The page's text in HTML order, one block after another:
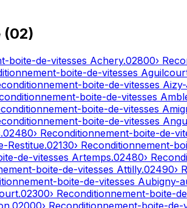
(02)
boite-de-vitesses Achery.02800›
boite-de-vitesses
boite-de-vitesses
boite-de-vitesses
boite-de-vitesses
boite-de-vitesses
.02480› Reconditionnement-boite-de-
Restitue.02130› Reconditionnement-
de-vitesses Artemps.02480›
boite-de-vitesses Attilly.02490›
boite-de-vitesses Aubigny-
.02300› Reconditionnement-boite-